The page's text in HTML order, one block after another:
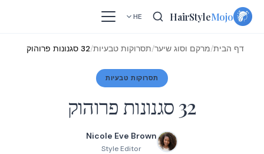
Skip
HairStyleMojo
HE
דף הבית/מרקם וסוג שיער/תסרוקות טבעיות/32 סגנונות פרוהוק
תסרוקות טבעיות
32 סגנונות פרוהוק
Nicole Eve Brown
Style Editor